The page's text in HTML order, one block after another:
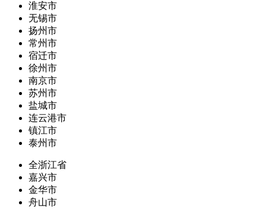
淮安市
无锡市
扬州市
常州市
宿迁市
徐州市
南京市
苏州市
盐城市
连云港市
镇江市
泰州市
全浙江省
嘉兴市
金华市
舟山市